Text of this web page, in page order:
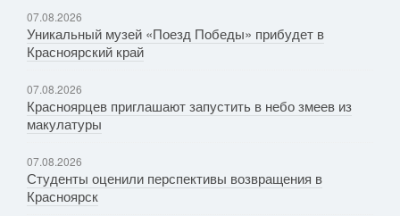
07.08.2026
Уникальный музей «Поезд Победы» прибудет в
Красноярский край
07.08.2026
Красноярцев приглашают запустить в небо змеев из
макулатуры
07.08.2026
Студенты оценили перспективы возвращения в
Красноярск